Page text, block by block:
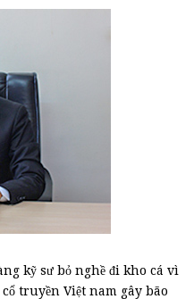
kỹ sư bỏ nghề đi kho cá vì
truyền Việt nam gây bão